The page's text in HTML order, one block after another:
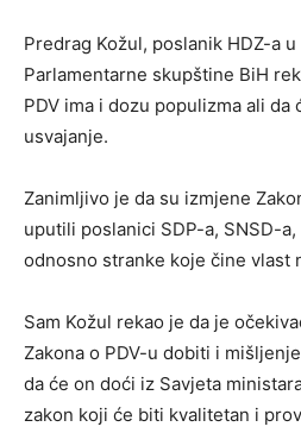
Predrag Kožul, poslanik HDZ-a
Parlamentarne skupštine BiH
PDV ima i dozu populizma ali da
usvajanje.
Zanimljivo je da su izmjene
uputili poslanici SDP-a, SNSD-
odnosno stranke koje čine vlast
Sam Kožul rekao je da je
Zakona o PDV-u dobiti i
da će on doći iz Savjeta
zakon koji će biti kvalitetan i